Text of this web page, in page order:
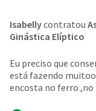
Isabellycontratou
Ginástica Elíptico
Eu preciso que
está fazendo
encosta no ferro ,no